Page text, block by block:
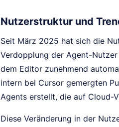
Nutzerstruktur und
Seit März 2025 hat sich die
Verdopplung der Agent-
dem Editor zunehmend
intern bei Cursor gemergten
Agents erstellt, die auf Cloud-
Diese Veränderung in der